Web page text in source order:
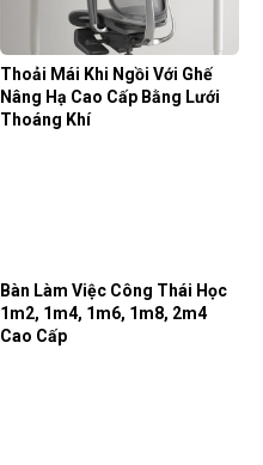
Thoải Mái Khi Ngồi Với Ghế
Nâng Hạ Cao Cấp Bằng Lưới
Thoáng Khí
Bàn Làm Việc Công Thái Học
1m2, 1m4, 1m6, 1m8, 2m4
Cao Cấp